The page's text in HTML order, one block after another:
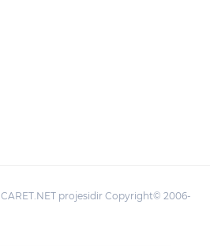
projesidir Copyright© 2006-